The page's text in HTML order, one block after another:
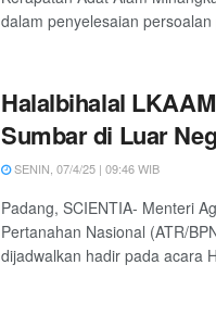
dalam penyelesaian
Halalbihalal
Sumbar di Luar
SENIN, 07/4/25 | 09:46 WIB
Padang, SCIENTIA- Menteri
Pertanahan Nasional (ATR/
dijadwalkan hadir pada acara